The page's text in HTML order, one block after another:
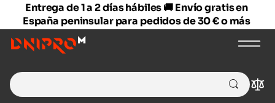
Entrega de 1 a 2 días hábiles 🚚 Envío gratis en
España peninsular para pedidos de 30 € o más
Search
for: